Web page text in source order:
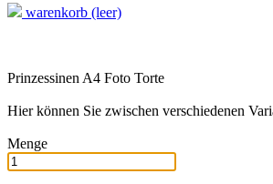
warenkorb (leer)
Prinzessinen A4 Foto Torte
Hier können Sie zwischen verschiedenen
Menge